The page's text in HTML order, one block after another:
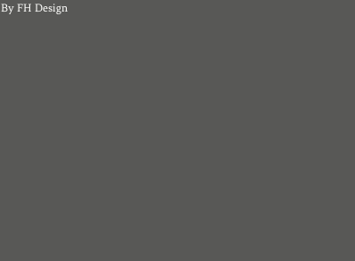
By FH Design